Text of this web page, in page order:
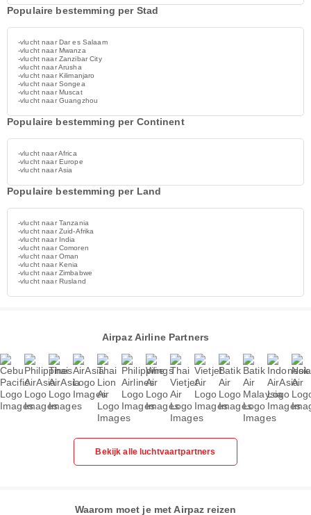
Populaire bestemming per Stad
-vlucht naar Dar es Salaam
-vlucht naar Mwanza
-vlucht naar Zanzibar City
-vlucht naar Arusha
-vlucht naar Kilimanjaro
-vlucht naar Songea
-vlucht naar Muscat
-vlucht naar Guangzhou
Populaire bestemming per Continent
-vlucht naar Africa
-vlucht naar Europe
-vlucht naar Asia
Populaire bestemming per Land
-vlucht naar Tanzania
-vlucht naar Zuid-Afrika
-vlucht naar India
-vlucht naar Comoren
-vlucht naar Oman
-vlucht naar Kenia
-vlucht naar Zimbabwe
-vlucht naar Rusland
Airpaz Airline Partners
Bekijk alle luchtvaartpartners
Waarom moet je met Airpaz reizen